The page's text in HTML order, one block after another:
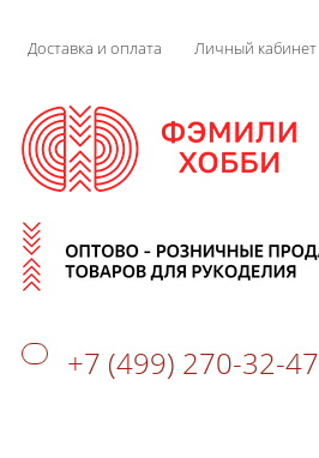
Доставка и оплата Личный кабинет
+7 (499) 270-32-47